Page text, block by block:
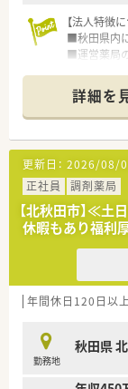
【法人特徴
■秋田県内
■運営薬局
■地域の皆
しても積
【店舗情報
■秋田県鹿
分ほどの場
■総合病院
の処方箋を
■薬剤師は5
を経験しな
【勤務実態
■年間休日
あり、しっ
■夏季休暇
詳細を
更新日： 2026/08/
正社員
調剤薬局
【北秋田市】≪土
休暇もあり福利
年間休日120日以
勤務地
秋田県